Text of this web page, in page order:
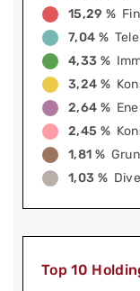
15,29 %
7,04 %
4,33 %
3,24 %
2,64 %
2,45 %
1,81 %
1,03 %
Top 10